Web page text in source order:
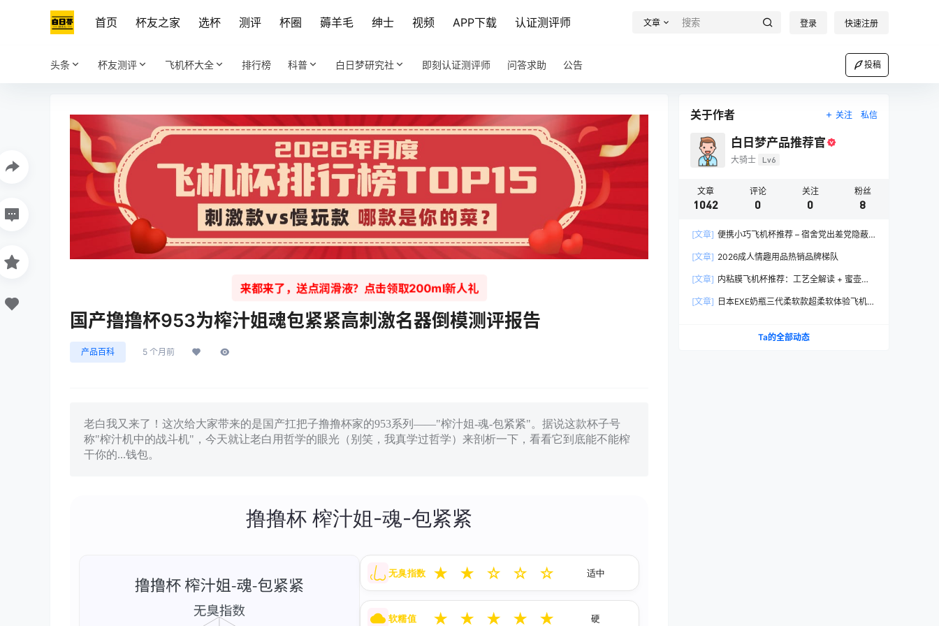
首页 杯友之家 选杯 测评 杯圈 薅羊毛 绅士 视频 APP下载 认证测评师 文章 登录 快速注册
头条 杯友测评 飞机杯大全 排行榜 科普 白日梦研究社 即刻认证测评师 问答求助 公告 投稿
来都来了，送点润滑液？点击领取200ml新人礼
国产撸撸杯953为榨汁姐魂包紧紧高刺激名器倒模测评报告
产品百科 5 个月前
老白我又来了！这次给大家带来的是国产扛把子撸撸杯家的953系列——"榨汁姐-魂-包紧紧"。据说这款杯子号
称"榨汁机中的战斗机"，今天就让老白用哲学的眼光（别笑，我真学过哲学）来剖析一下，看看它到底能不能榨
干你的...钱包。
撸撸杯 榨汁姐-魂-包紧紧
无臭指数 ★ ★ ☆ ☆ ☆ 适中
软糯值 ★ ★ ★ ★ ★ 硬
关于作者 关注 私信
白日梦产品推荐官
大骑士 Lv6
文章
1042
评论
0
关注
0
粉丝
8
[文章] 便携小巧飞机杯推荐 – 宿舍党出差党隐蔽
[文章] 2026成人情趣用品热销品牌梯队
[文章] 内粘膜飞机杯推荐：工艺全解读 + 蜜壶香
[文章] 日本EXE奶瓶三代柔软款超柔软体验飞机杯
Ta的全部动态